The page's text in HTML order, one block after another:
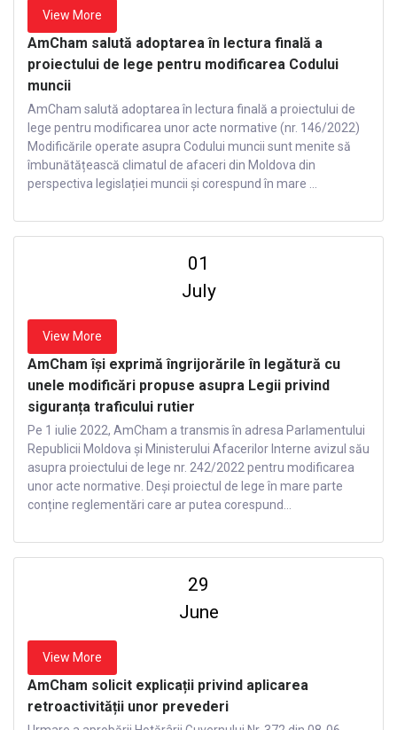
View More
AmCham salută adoptarea în lectura finală a
proiectului de lege pentru modificarea Codului
muncii
AmCham salută adoptarea în lectura finală a proiectului de
lege pentru modificarea unor acte normative (nr. 146/2022)
Modificările operate asupra Codului muncii sunt menite să
îmbunătățească climatul de afaceri din Moldova din
perspectiva legislației muncii și corespund în mare ...
01
July
View More
AmCham își exprimă îngrijorările în legătură cu
unele modificări propuse asupra Legii privind
siguranța traficului rutier
Pe 1 iulie 2022, AmCham a transmis în adresa Parlamentului
Republicii Moldova și Ministerului Afacerilor Interne avizul său
asupra proiectului de lege nr. 242/2022 pentru modificarea
unor acte normative. Deși proiectul de lege în mare parte
conține reglementări care ar putea corespund...
29
June
View More
AmCham solicit explicații privind aplicarea
retroactivității unor prevederi